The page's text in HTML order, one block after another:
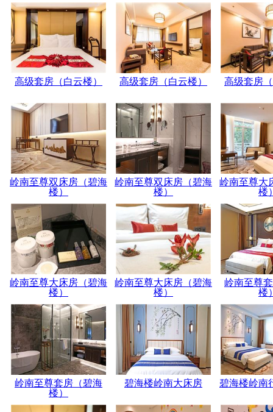
高级套房（白云楼） 高级套房（白云楼） 高级套房
岭南至尊双床房（碧海
楼）
岭南至尊双床房（碧海
楼）
岭南至尊大
楼
岭南至尊大床房（碧海
楼）
岭南至尊大床房（碧海
楼）
岭南至尊
楼
岭南至尊套房（碧海
楼）
碧海楼岭南大床房 碧海楼岭南